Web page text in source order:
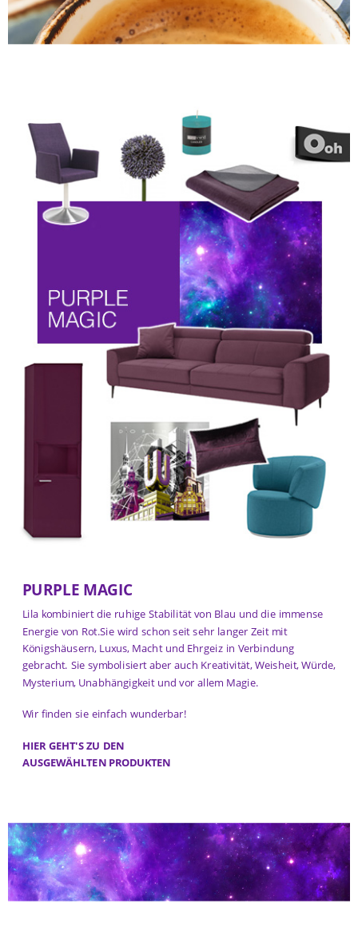
PURPLE MAGIC
Lila kombiniert die ruhige Stabilität von Blau und die immense
Energie von Rot.Sie wird schon seit sehr langer Zeit mit
Königshäusern, Luxus, Macht und Ehrgeiz in Verbindung
gebracht. Sie symbolisiert aber auch Kreativität, Weisheit, Würde,
Mysterium, Unabhängigkeit und vor allem Magie.
Wir finden sie einfach wunderbar!
HIER GEHT'S ZU DEN
AUSGEWÄHLTEN PRODUKTEN